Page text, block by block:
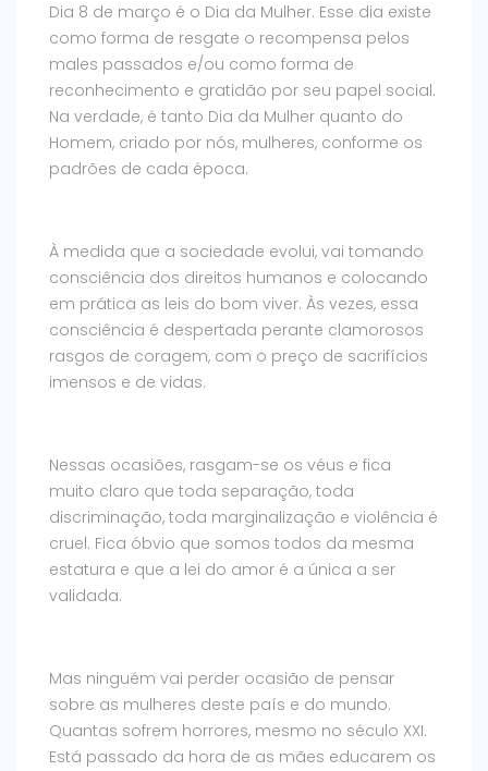
Dia 8 de março é o Dia da Mulher. Esse dia existe
como forma de resgate o recompensa pelos
males passados e/ou como forma de
reconhecimento e gratidão por seu papel social.
Na verdade, é tanto Dia da Mulher quanto do
Homem, criado por nós, mulheres, conforme os
padrões de cada época.
À medida que a sociedade evolui, vai tomando
consciência dos direitos humanos e colocando
em prática as leis do bom viver. Às vezes, essa
consciência é despertada perante clamorosos
rasgos de coragem, com o preço de sacrifícios
imensos e de vidas.
Nessas ocasiões, rasgam-se os véus e fica
muito claro que toda separação, toda
discriminação, toda marginalização e violência é
cruel. Fica óbvio que somos todos da mesma
estatura e que a lei do amor é a única a ser
validada.
Mas ninguém vai perder ocasião de pensar
sobre as mulheres deste país e do mundo.
Quantas sofrem horrores, mesmo no século XXI.
Está passado da hora de as mães educarem os